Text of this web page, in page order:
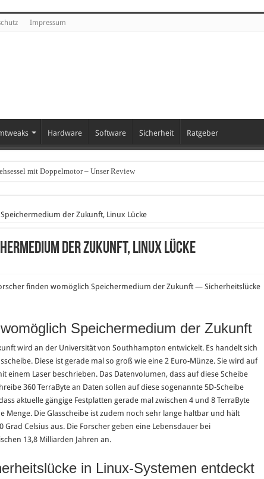
Impressum
Hardware Software Sicherheit Ratgeber
mit Doppelmotor – Unser Review
der Zukunft, Linux Lücke
der Zukunft, Linux Lücke
finden womöglich Speichermedium der Zukunft — Sicherheitslücke
Speichermedium der Zukunft
wird an der Universität von Southhampton entwickelt. Es handelt sich
Diese ist gerade mal so groß wie eine 2 Euro-Münze. Sie wird auf
einem Laser beschrieben. Das Datenvolumen, dass auf diese Scheibe
360 TerraByte an Daten sollen auf diese sogenannte 5D-Scheibe
aktuelle gängige Festplatten gerade mal zwischen 4 und 8 TerraByte
Menge. Die Glasscheibe ist zudem noch sehr lange haltbar und hält
Grad Celsius aus. Die Forscher geben eine Lebensdauer bei
13,8 Milliarden Jahren an.
in Linux-Systemen entdeckt